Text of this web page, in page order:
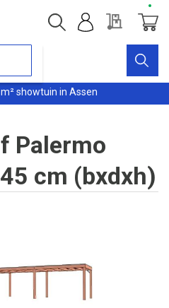
showtuin in Assen
Offerte
Palermo
cm (bxdxh)